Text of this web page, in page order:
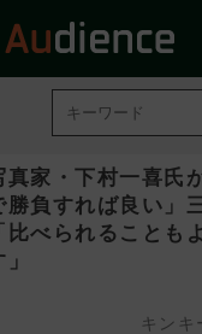
真家・下村一喜氏
勝負すれば良い」
比べられることも
キンキ